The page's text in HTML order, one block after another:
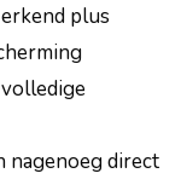
plus
nagenoeg direct